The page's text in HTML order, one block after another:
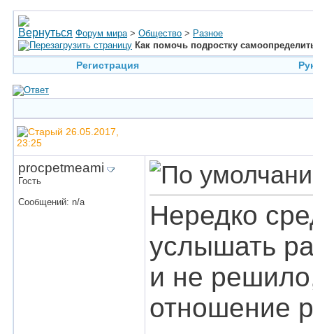
Форум мира > Общество > Разное
Как помочь подростку
Регистрация
26.05.2017,
23:25
procpetmeami
Гость
Сообщений: n/a
Нередко
услышать
и не
отношение